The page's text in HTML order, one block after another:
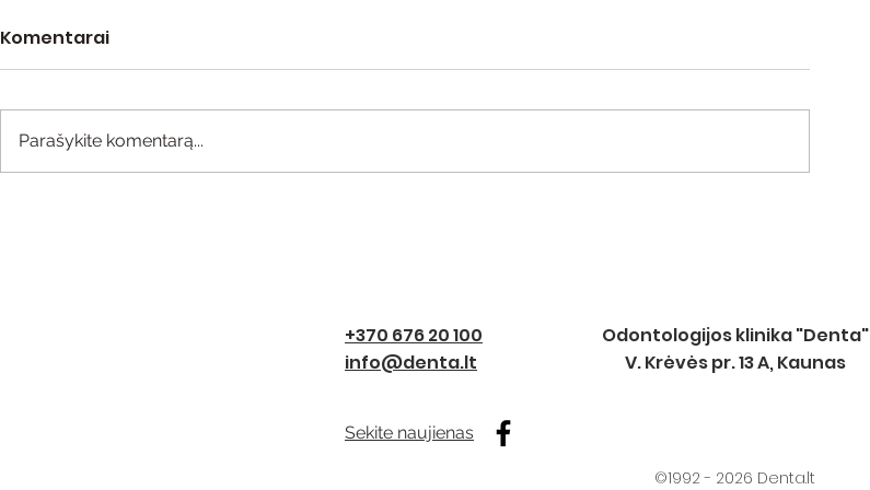
Komentarai
Parašykite komentarą...
+370 676 20 100
info@denta.lt
Sekite naujienas
Odontologijos klinika "Denta"
V. Krėvės pr. 13 A, Kaunas
©1992 - 2026 Denta.lt